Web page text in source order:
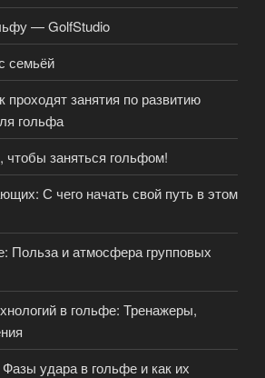
— GolfStudio
семьёй
занятия по развитию
гольфа
чтобы заняться гольфом!
С чего начать свой путь в этом
Польза и атмосфера групповых
в гольфе: Тренажеры,
удара в гольфе и как их